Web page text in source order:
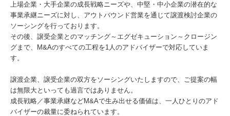
上場企業・大手企業の成長戦略ニーズや、中堅・中小企業の潜在的な
事業承継ニーズに対し、アウトバウンド営業を通じて譲渡検討企業の
ソーシングを行っております。
その後、譲受企業とのマッチング～エグゼキューション～クロージン
グまで、M&Aのすべての工程を1人のアドバイザーで対応していま
す。
譲渡企業、譲受企業の双方をソーシングいたしますので、ご提案の幅
は無限大といっても過言ではありません。
成長戦略／事業承継などM&Aで生み出せる価値は、一人ひとりのアド
バイザーの裁量に委ねられています。